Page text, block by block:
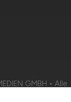
GMBH • Alle